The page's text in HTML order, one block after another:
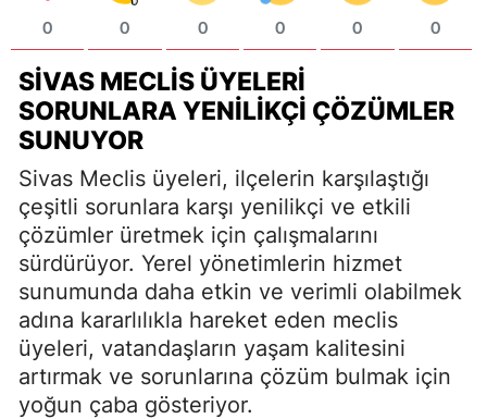
0 0 0 0 0 0
SIVAS MECLIS ÜYELERI
SORUNLARA YENILIKÇI ÇÖZÜMLER
SUNUYOR
Sivas Meclis üyeleri, ilçelerin karşılaştığı
çeşitli sorunlara karşı yenilikçi ve etkili
çözümler üretmek için çalışmalarını
sürdürüyor. Yerel yönetimlerin hizmet
sunumunda daha etkin ve verimli olabilmek
adına kararlılıkla hareket eden meclis
üyeleri, vatandaşların yaşam kalitesini
artırmak ve sorunlarına çözüm bulmak için
yoğun çaba gösteriyor.